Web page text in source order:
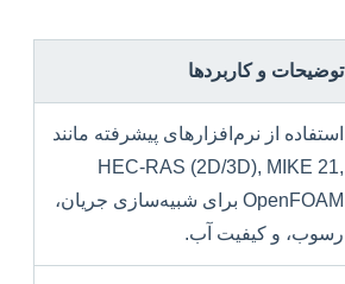
توضیحات و کاربردها
استفاده از نرم‌افزارهای پیشرفته مانند
HEC-RAS (2D/3D), MIKE 21,
OpenFOAM برای شبیه‌سازی جریان،
رسوب، و کیفیت آب.